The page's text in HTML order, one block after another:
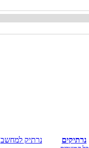
נרתיקים
נרתיק למחשב